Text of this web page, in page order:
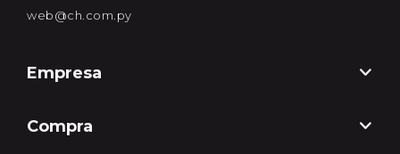
web@ch.com.py
Empresa
Compra